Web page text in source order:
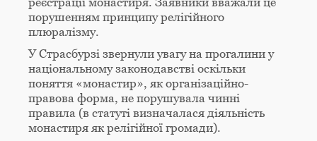
порушенням принципу релігійного
плюралізму.
У Страсбурзі звернули увагу на прогалини у
національному законодавстві оскільки
поняття «монастир», як організаційно-
правова форма, не порушувала чинні
правила (в статуті визначалася діяльність
монастиря як релігійної громади).